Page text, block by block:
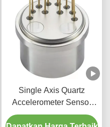
Single Axis Quartz
Accelerometer Sensor
Getaran Honeywell Q-